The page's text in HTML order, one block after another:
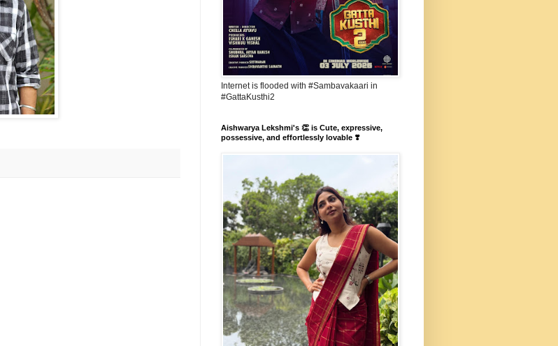
Internet is flooded with #Sambavakaari in
#GattaKusthi2
Aishwarya Lekshmi's 👏 is Cute, expressive,
possessive, and effortlessly lovable ❣️